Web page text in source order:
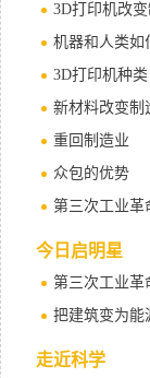
3D打印机改变
机器和人类如
3D打印机种类
新材料改变制
重回制造业
众包的优势
第三次工业革
今日启明星
第三次工业
走近科学